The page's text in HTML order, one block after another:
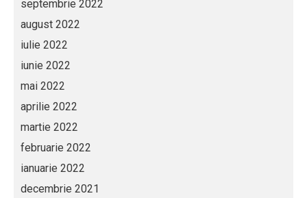
septembrie 2022
august 2022
iulie 2022
iunie 2022
mai 2022
aprilie 2022
martie 2022
februarie 2022
ianuarie 2022
decembrie 2021